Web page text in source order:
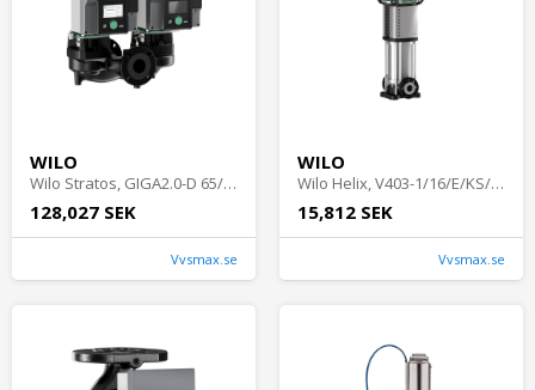
WILO
Wilo Stratos, GIGA2.0-D 65/1-12/1,1, Cirkulationspump
128,027 SEK
Vvsmax.se
WILO
Wilo Helix, V403-1/16/E/KS/400-50, Tryckstegringspump
15,812 SEK
Vvsmax.se